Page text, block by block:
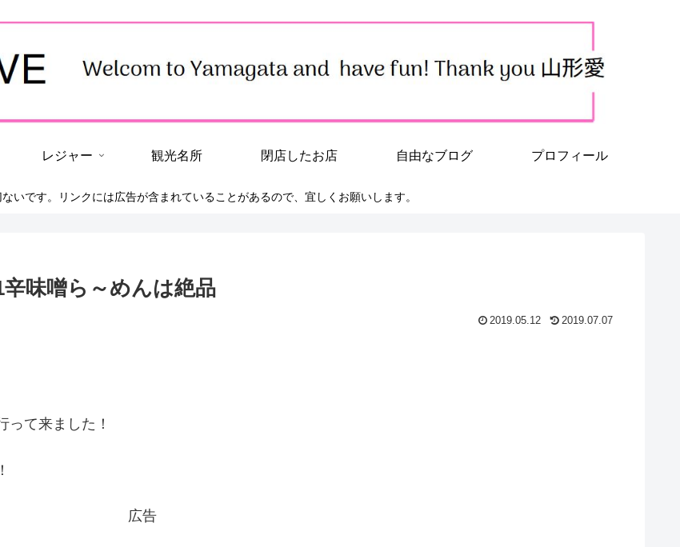
レジャー 観光名所 閉店したお店 自由なブログ プロフィール
いです。リンクには広告が含まれていることがあるので、宜しくお願いします。
味噌ら～めんは絶品
2019.05.12 2019.07.07
て来ました！
広告